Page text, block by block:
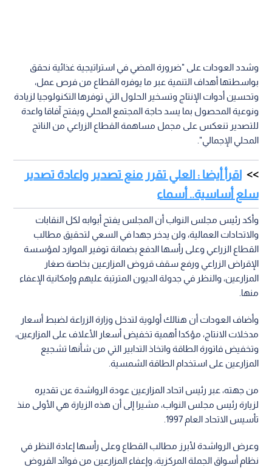
وشدد العودات على "ضرورة المضي في استراتيجية غذائية نحقق
بواسطتها أهداف التنمية عبر ما يوفره القطاع من فرص عمل،
وتحسين أدوات الإنتاج وتسخير الحلول التي توفرها التكنولوجيا لزيادة
ونوعية المحصول بما يسد حاجة المجتمع المحلي ويفتح آفاقا واعدة
للتصدير تنعكس على مجمل مساهمة القطاع الزراعي من الناتج
المحلي الإجمالي".
اقرأ أيضا : العلي تقرر منع تصدير واعادة تصدير
سلع أساسية.. أسماء
وأكد رئيس مجلس النواب أن المجلس يفتح أبوابه لكل النقابات
والاتحادات العمالية، ولن يدخر جهدا في السعي لتحقيق مطالب
القطاع الزراعي وعلى رأسها الدفع بضمانة توفير الموارد لمؤسسة
الإقراض الزراعي ورفع سقف قروض المزارعين بخاصة صغار
المزارعين، والنظر في جدولة الديون المترتبة عليهم وإمكانية الإعفاء
منها.
وأضاف العودات أن هنالك أولوية لتدخل وزارة الزراعة لضبط أسعار
مدخلات الانتاج، مؤكدا أهمية تخفيض أسعار الأعلاف على المزارعين،
وتخفيض فاتورة الطاقة واتخاذ التدابير التي من شأنها تشجيع
المزارعين على استخدام الطاقة الشمسية.
من جهته، عبر رئيس اتحاد المزارعين عودة الرواشدة عن تقديره
لزيارة رئيس مجلس النواب، مشيرا إلى أن هذه الزيارة هي الأولى منذ
تأسيس الاتحاد العام 1997.
وعرض الرواشدة لأبرز مطالب القطاع وعلى رأسها إعادة النظر في
نظام أسواق الجملة المركزية، وإعفاء المزارعين من فوائد القروض